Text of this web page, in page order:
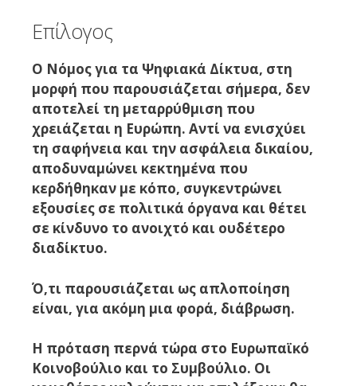
Επίλογος
Ο Νόμος για τα Ψηφιακά Δίκτυα, στη
μορφή που παρουσιάζεται σήμερα, δεν
αποτελεί τη μεταρρύθμιση που
χρειάζεται η Ευρώπη. Αντί να ενισχύει
τη σαφήνεια και την ασφάλεια δικαίου,
αποδυναμώνει κεκτημένα που
κερδήθηκαν με κόπο, συγκεντρώνει
εξουσίες σε πολιτικά όργανα και θέτει
σε κίνδυνο το ανοιχτό και ουδέτερο
διαδίκτυο.
Ό,τι παρουσιάζεται ως απλοποίηση
είναι, για ακόμη μια φορά, διάβρωση.
Η πρόταση περνά τώρα στο Ευρωπαϊκό
Κοινοβούλιο και το Συμβούλιο. Οι